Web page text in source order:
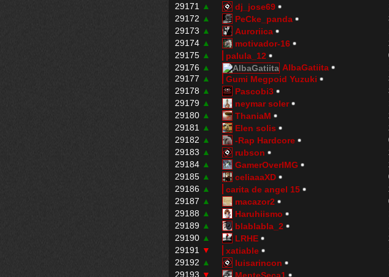
29171
▲ dj_jose69
29172 ▲ PeCke_panda
29173 ▲ Auroriica
29174 ▲ motivador-16
29175 ▲ palula_12
29176 ▲ AlbaGatiita
29177 ▲ Gumi Megpoid Yuzuki
29178 ▲ Pascobi3
29179 ▲ neymar soler
29180 ▲ ThaniaM
29181
▲ Elen solis
29182 ▲ -Rap Hardcore
29183 ▲ rubson
29184 ▲ GamerOverIMG
29185 ▲ celiaaaXD
29186 ▲ carita de angel 15
29187 ▲ macazor2
29188 ▲ Haruhiismo
29189 ▲ blablabla_2
29190 ▲ LRHE
29191
▼ xatiable
29192 ▲ luisarincon
29193 ▼